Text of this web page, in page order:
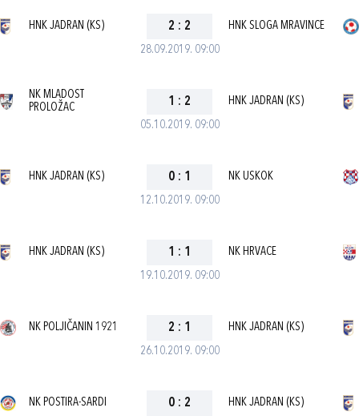
28.09.2019. 09:00
HNK JADRAN (KS) 2 : 2 HNK SLOGA MRAVINCE
05.10.2019. 09:00
NK MLADOST
PROLOŽAC
1 : 2 HNK JADRAN (KS)
12.10.2019. 09:00
HNK JADRAN (KS) 0 : 1 NK USKOK
19.10.2019. 09:00
HNK JADRAN (KS) 1 : 1 NK HRVACE
26.10.2019. 09:00
NK POLJIČANIN 1921 2 : 1 HNK JADRAN (KS)
NK POSTIRA-SARDI 0 : 2 HNK JADRAN (KS)